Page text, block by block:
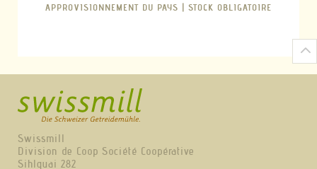
APPROVISIONNEMENT DU PAYS | STOCK OBLIGATOIRE
Swissmill
Division de Coop Société Coopérative
Sihlquai 282